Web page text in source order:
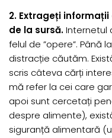
2. Extrageți
de la sursă.Internetul
felul de ”opere”. Până
distracție căutăm.
scris câteva cărți
mă refer la cei care
apoi sunt cercetați
despre alimente),
siguranță alimentară